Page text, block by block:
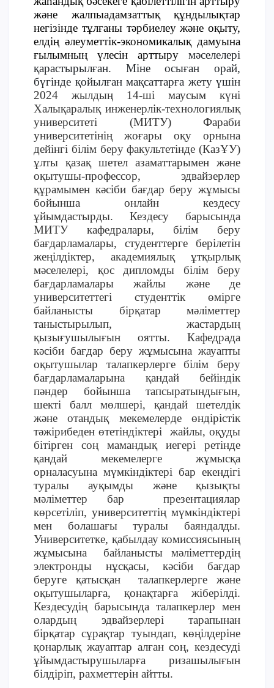
және жалпыадамзаттық құндылықтар
негізінде тұлғаны тәрбиелеу және оқыту,
елдің әлеуметтік-экономикалық дамуына
ғылымның үлесін арттыру мәселелері
қарастырылған. Міне осыған орай,
бүгінде қойылған мақсаттарға жету үшін
2024 жылдың 14-ші маусым күні
Халықаралық инженерлік-технологиялық
университеті (МИТУ) Фараби
университетінің жоғары оқу орнына
дейінгі білім беру факультетінде (КазҰУ)
ұлты қазақ шетел азаматтарымен және
оқытушы-профессор, эдвайзерлер
құрамымен кәсіби бағдар беру жұмысы
бойынша онлайн кездесу
ұйымдастырды. Кездесу барысында
МИТУ кафедралары, білім беру
бағдарламалары, студенттерге берілетін
жеңілдіктер, академиялық ұтқырлық
мәселелері, қос дипломды білім беру
бағдарламалары жайлы және де
университеттегі студенттік өмірге
байланысты бірқатар мәліметтер
таныстырылып, жастардың
қызығушылығын оятты. Кафедрада
кәсіби бағдар беру жұмысына жауапты
оқытушылар талапкерлерге білім беру
бағдарламаларына қандай бейіндік
пәндер бойынша тапсыратындығын,
шекті балл мөлшері, қандай шетелдік
және отандық мекемелерде өндірістік
тәжірибеден өтетіндіктері жайлы, оқуды
бітірген соң мамандық иегері ретінде
қандай мекемелерге жұмысқа
орналасуына мүмкіндіктері бар екендігі
туралы ауқымды және қызықты
мәліметтер бар презентациялар
көрсетіліп, университеттің мүмкіндіктері
мен болашағы туралы баяндалды.
Университетке, қабылдау комиссиясының
жұмысына байланысты мәліметтердің
электронды нұсқасы, кәсіби бағдар
беруге қатысқан талапкерлерге және
оқытушыларға, қонақтарға жіберілді.
Кездесудің барысында талапкерлер мен
олардың эдвайзерлері тарапынан
бірқатар сұрақтар туындап, көңілдеріне
қонарлық жауаптар алған соң, кездесуді
ұйымдастырушыларға ризашылығын
білдіріп, рахметтерін айтты.